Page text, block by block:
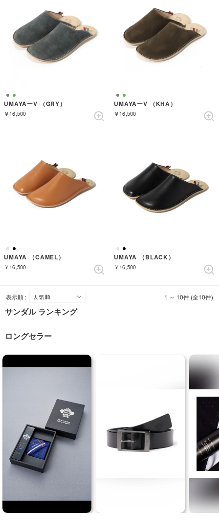
UMAYAーV （GRY）
￥16,500
UMAYAーV （KHA）
￥16,500
UMAYA （CAMEL）
￥16,500
UMAYA （BLACK）
￥16,500
表示順 : 1 ～ 10件 (全10件)
サンダル ランキング